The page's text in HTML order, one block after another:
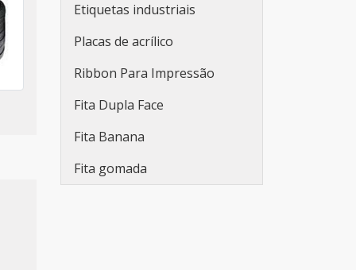
Etiquetas industriais
Placas de acrílico
Ribbon Para Impressão
Fita Dupla Face
Fita Banana
Fita gomada